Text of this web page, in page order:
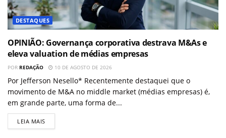
DESTAQUES
OPINIÃO: Governança corporativa destrava M&As e
eleva valuation de médias empresas
POR REDAÇÃO 10 DE AGOSTO DE 2026
Por Jefferson Nesello* Recentemente destaquei que o
movimento de M&A no middle market (médias empresas) é,
em grande parte, uma forma de...
LEIA MAIS